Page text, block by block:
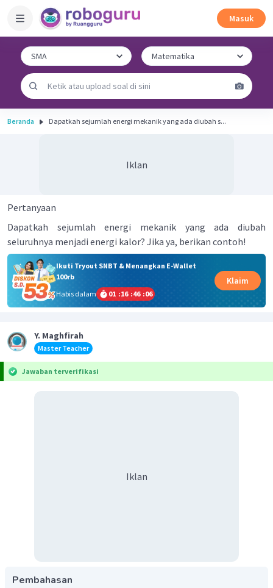
Masuk
Beranda Dapatkah sejumlah energi mekanik yang ada diubah s...
Iklan
Pertanyaan
Dapatkah sejumlah energi mekanik yang ada diubah
seluruhnya menjadi energi kalor? Jika ya, berikan contoh!
Ikuti Tryout SNBT & Menangkan E-Wallet
100rb
Habis dalam
01 :16 :46 :05
Klaim
Y. Maghfirah
Master Teacher
Jawaban terverifikasi
Iklan
Pembahasan